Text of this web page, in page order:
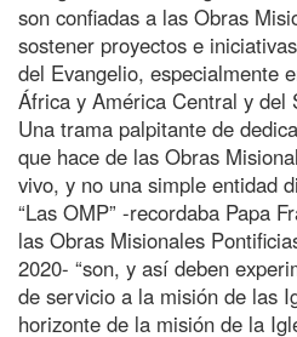
son confiadas a las Obras
sostener proyectos e
del Evangelio, especialmente
África y América Central y del
Una trama palpitante de
que hace de las Obras
vivo, y no una simple entidad
“Las OMP” -recordaba Papa
las Obras Misionales
2020- “son, y así deben
de servicio a la misión de las
horizonte de la misión de la